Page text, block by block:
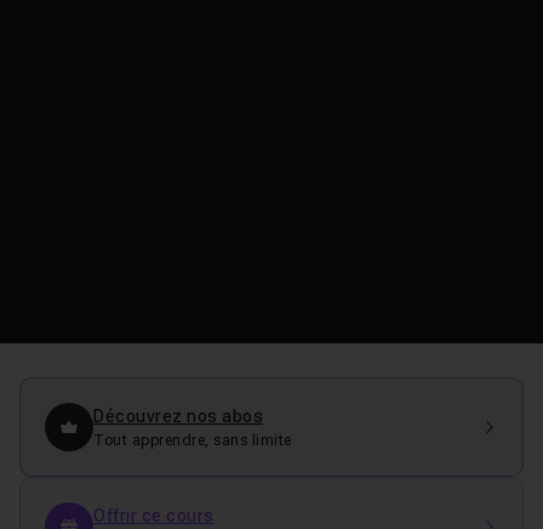
Découvrez nos abos
Tout apprendre, sans limite
Offrir ce cours